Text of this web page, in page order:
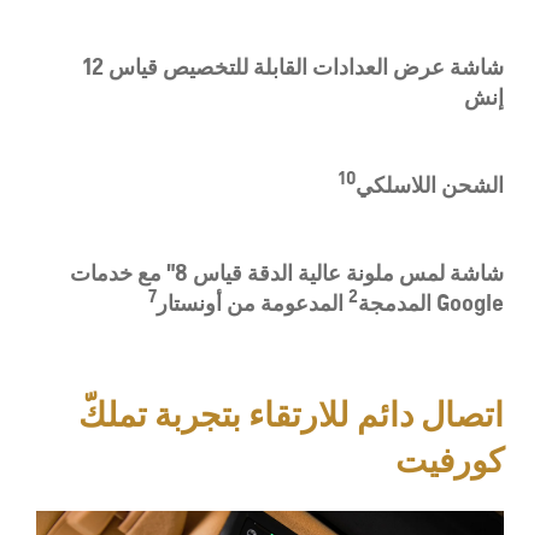
شاشة عرض العدادات القابلة للتخصيص قياس 12
إنش
الشحن اللاسلكي10
شاشة لمس ملونة عالية الدقة قياس 8" مع خدمات
Google المدمجة
2 المدعومة من أونستار 7
اتصال دائم للارتقاء بتجربة تملكّ
كورفيت